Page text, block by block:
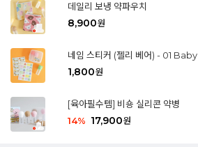
데일리 보냉 약파우치
8,900원
네임 스티커 (젤리 베어) - 01 Baby
1,800원
[육아필수템] 비숑 실리콘 약병
14% 17,900원